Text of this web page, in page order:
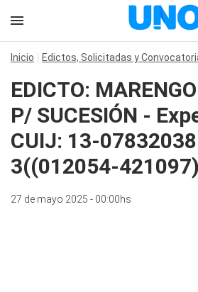
Inicio Edictos, Solicitadas y
EDICTO:
P/ SUCESIÓN -
CUIJ: 13-
3((012054-
27 de mayo 2025 - 00:00hs